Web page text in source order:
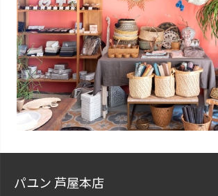
パユン 芦屋本店